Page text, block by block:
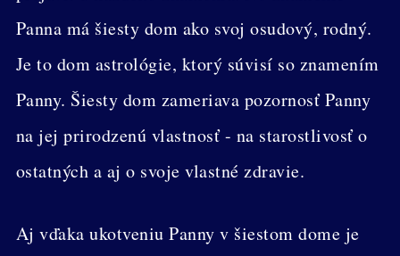
Panna má šiesty dom ako svoj osudový, rodný.
Je to dom astrológie, ktorý súvisí so znamením
Panny. Šiesty dom zameriava pozornosť Panny
na jej prirodzenú vlastnosť - na starostlivosť o
ostatných a aj o svoje vlastné zdravie.
Aj vďaka ukotveniu Panny v šiestom dome je